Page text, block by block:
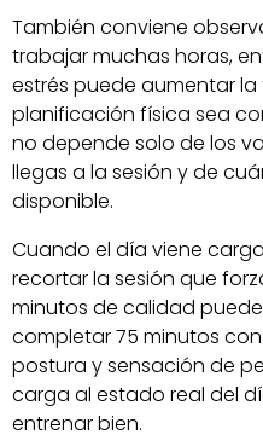
También conviene
trabajar muchas horas,
estrés puede aumentar
planificación física sea
no depende solo de los
llegas a la sesión y de
disponible.
Cuando el día viene
recortar la sesión que
minutos de calidad
completar 75 minutos
postura y sensación de
carga al estado real del
entrenar bien.